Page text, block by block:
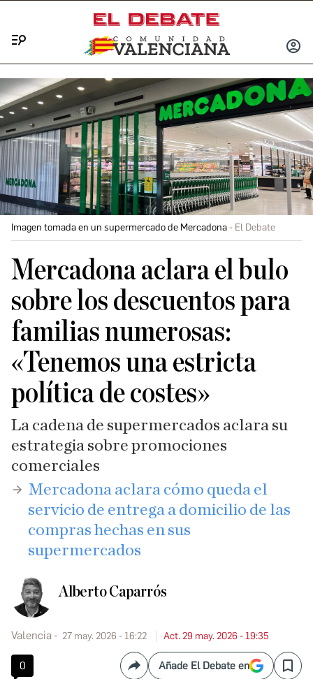
INICIAR
Imagen tomada en un supermercado de Mercadona El Debate
Mercadona aclara el bulo
sobre los descuentos para
familias numerosas:
«Tenemos una estricta
política de costes»
La cadena de supermercados aclara su
estrategia sobre promociones
comerciales
​Mercadona aclara cómo queda el
servicio de entrega a domicilio de las
compras hechas en sus
supermercados
Alberto Caparrós
Valencia 27 may. 2026 - 16:22 Act. 29 may. 2026 - 19:35
0 CompartirAñade El Debate en Save